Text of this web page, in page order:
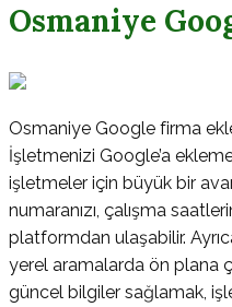
Osmaniye
Osmaniye Google firma
İşletmenizi Google’a
işletmeler için büyük bir
numaranızı, çalışma
platformdan ulaşabilir.
yerel aramalarda ön plana
güncel bilgiler sağlamak,